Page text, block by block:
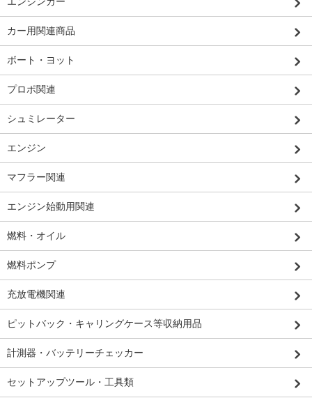
カー用関連商品
ボート・ヨット
プロポ関連
シュミレーター
エンジン
マフラー関連
エンジン始動用関連
燃料・オイル
燃料ポンプ
充放電機関連
ピットバック・キャリングケース等収納用品
計測器・バッテリーチェッカー
セットアップツール・工具類